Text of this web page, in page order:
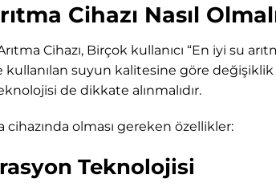
Cihazı Nasıl
Cihazı, Birçok kullanıcı “En iyi su
kullanılan suyun kalitesine göre
de dikkate alınmalıdır.
cihazında olması gereken özellikler:
Teknolojisi